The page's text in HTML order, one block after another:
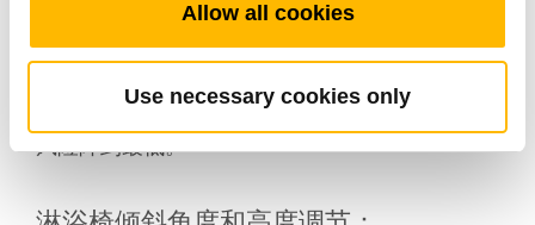
Allow all cookies
Use necessary cookies only
浴缸高度调整：
对于特别设计的可调式浴缸，电动推杆能够调整
浴缸的高度，让老年人更容易进出浴缸，把滑倒
风险降到最低。